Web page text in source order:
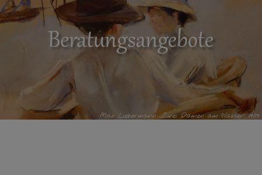
Beratungsangebote
Max Liebermann „Zwei Damen am Wasser“ 1909